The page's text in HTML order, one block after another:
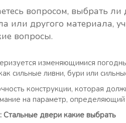
вопросом, выбрать
или другого материала,
вопросы.
изменяющимися
сильные ливни, бури или
конструкции, которая
на параметр,
Стальные двери какие выбрать